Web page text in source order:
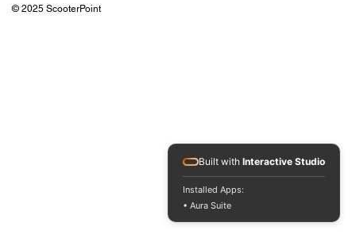
© 2025 ScooterPoint
Built with Interactive Studio
Installed Apps:
• Aura Suite